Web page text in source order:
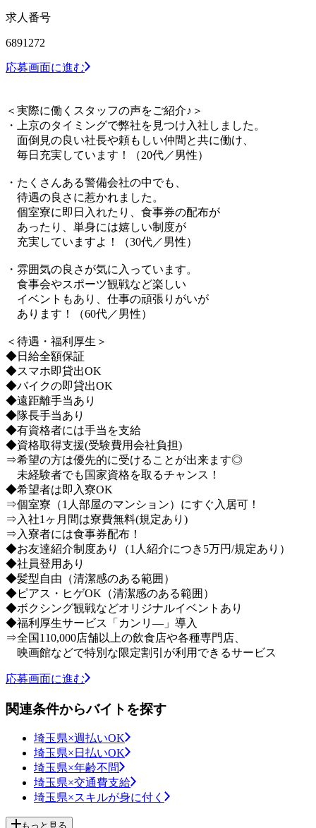
求人番号
6891272
応募画面に進む
＜実際に働くスタッフの声をご紹介♪＞
・上京のタイミングで弊社を見つけ入社しました。
面倒見の良い社長や頼もしい仲間と共に働け、
毎日充実しています！（20代／男性）
・たくさんある警備会社の中でも、
待遇の良さに惹かれました。
個室寮に即日入れたり、食事券の配布が
あったり、単身には嬉しい制度が
充実していますよ！（30代／男性）
・雰囲気の良さが気に入っています。
食事会やスポーツ観戦など楽しい
イベントもあり、仕事の頑張りがいが
あります！（60代／男性）
＜待遇・福利厚生＞
◆日給全額保証
◆スマホ即貸出OK
◆バイクの即貸出OK
◆遠距離手当あり
◆隊長手当あり
◆有資格者には手当を支給
◆資格取得支援(受験費用会社負担)
⇒希望の方は優先的に受けることが出来ます◎
未経験者でも国家資格を取るチャンス！
◆希望者は即入寮OK
⇒個室寮（1人部屋のマンション）にすぐ入居可！
⇒入社1ヶ月間は寮費無料(規定あり)
⇒入寮者には食事券配布！
◆お友達紹介制度あり（1人紹介につき5万円/規定あり）
◆社員登用あり
◆髪型自由（清潔感のある範囲）
◆ピアス・ヒゲOK（清潔感のある範囲）
◆ボクシング観戦などオリジナルイベントあり
◆福利厚生サービス「カンリ―」導入
⇒全国110,000店舗以上の飲食店や各種専門店、
映画館などで特別な限定割引が利用できるサービス
応募画面に進む
関連条件からバイトを探す
埼玉県×週払いOK
埼玉県×日払いOK
埼玉県×年齢不問
埼玉県×交通費支給
埼玉県×スキルが身に付く
もっと見る